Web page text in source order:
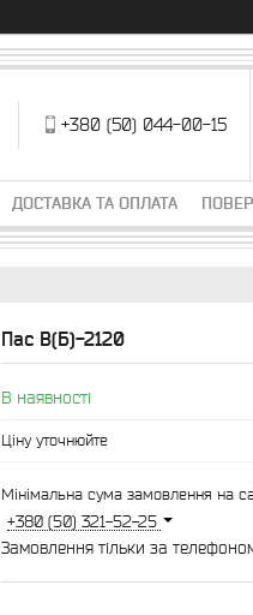
+380 (50) 044-00-15
ДОСТАВКА ТА ОПЛАТА
Пас В(Б)-2120
В наявності
Ціну уточнюйте
Мінімальна сума замовлення на
+380 (50) 321-52-25
Замовлення тільки за